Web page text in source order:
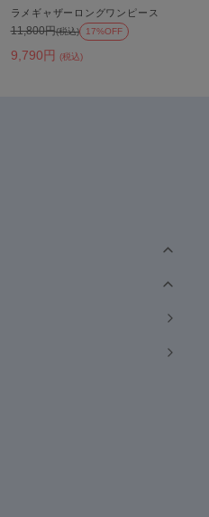
ラメギャザーロングワンピース
9,790円 (税込)
11,800円(税込) 17%OFF